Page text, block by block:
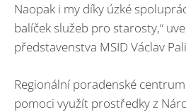
Naopak i my díky úzké
balíček služeb pro starosty,“
představenstva MSID Václav
Regionální poradenské
pomoci využít prostředky z